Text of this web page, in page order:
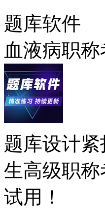
题库软件
血液病职
题库设计
生高级职
试用！